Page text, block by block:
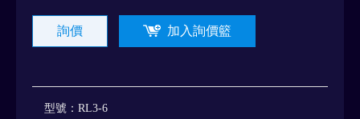
詢價 加入詢價籃
型號： RL3-6